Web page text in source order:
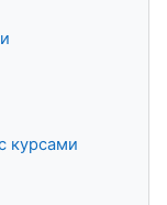
курсами